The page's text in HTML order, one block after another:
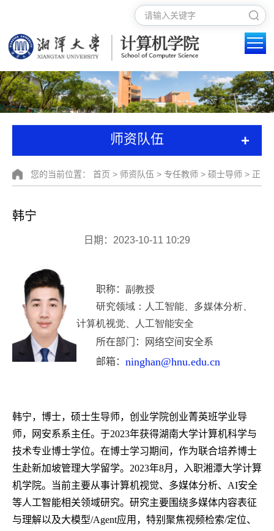
师资队伍 +
您的当前位置： 首页 > 师资队伍 > 专任教师 > 硕士导师 > 正
韩宁
日期：2023-10-11 10:29
职称： 副教授
研究领域：人工智能、多媒体分析、
计算机视觉、人工智能安全
所在部门：
网络空间安全系
邮箱： ninghan@hnu.edu.cn
韩宁，博士，硕士生导师，创业学院创业菁英班学业导
师，
网安系系主任。于2023年获得湖南大学计算机科学与
技术专业博士学位。在博士学习期间，作为联合培养博士
生赴新加坡管理大学留学。2023年8月，入职湘潭大学计算
机学院。当前主要从事计算机视觉、多媒体分析、AI安全
等人工智能相关领域研究。研究主要围绕多媒体内容表征
与理解以及大模型/Agent应用，特别聚焦视频检索/定位、